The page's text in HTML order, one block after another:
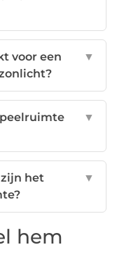
voor een
▼
▼
het
▼
hem